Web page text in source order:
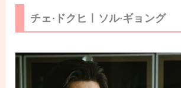
チェ·ドクヒㅣソル·ギョング